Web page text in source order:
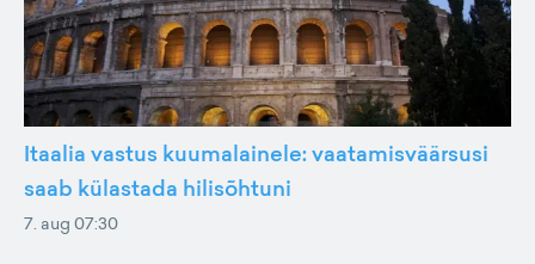
Itaalia vastus kuumalainele: vaatamisväärsusi
saab külastada hilisõhtuni
7. aug 07:30